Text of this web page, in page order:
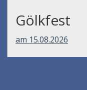
Gölkfest
am 15.08.2026